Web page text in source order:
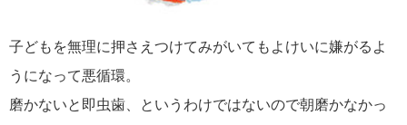
子どもを無理に押さえつけてみがいてもよけいに嫌がるよ
うになって悪循環。
磨かないと即虫歯、というわけではないので朝磨かなかっ